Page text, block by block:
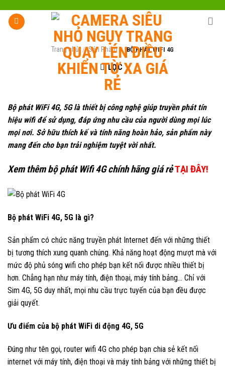
content
Trang chủ / Sản Phẩm / BỘ PHÁT WIFI 4G
LỌC
Bộ phát WiFi 4G, 5G là thiết bị công nghệ giúp truyền phát tín
hiệu wifi để sử dụng, đáp ứng nhu cầu của người dùng mọi lúc
mọi nơi. Sở hữu thích kế và tính năng hoàn hảo, sản phẩm này
mang đến cho bạn trải nghiệm tuyệt vời nhất.
Xem thêm bộ phát Wifi 4G chính hãng giá rẻTẠI ĐÂY!
Bộ phát WiFi 4G, 5G là gì?
Sản phẩm có chức năng truyền phát Internet đến với những thiết
bị tương thích xung quanh chúng. Khả năng hoạt động mượt mà với
mức độ phủ sóng wifi cho phép bạn kết nối được nhiều thiết bị
hơn. Chẳng hạn như máy tính, điện thoại, máy tính bảng… Chỉ với
Sim 4G, 5G duy nhất, mọi nhu cầu trực tuyến của bạn đều được
giải quyết.
Ưu điểm của bộ phát WiFi di động 4G, 5G
Đúng như tên gọi, router wifi 4G cho phép bạn chia sẻ kết nối
internet với máy tính, điện thoại và máy tính bảng với những thiết bị